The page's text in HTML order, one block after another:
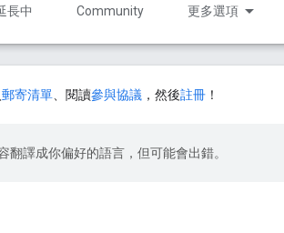
長中 Community 更多選項
郵寄清單 、閱讀參與協議 ，然後註冊 ！
翻譯成你偏好的語言，但可能會出錯。